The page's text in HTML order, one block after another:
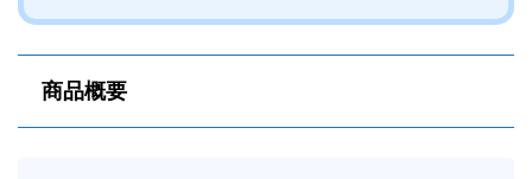
商品概要